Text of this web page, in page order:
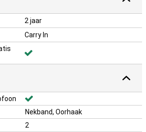
2 jaar
Carry In
Nekband, Oorhaak
2